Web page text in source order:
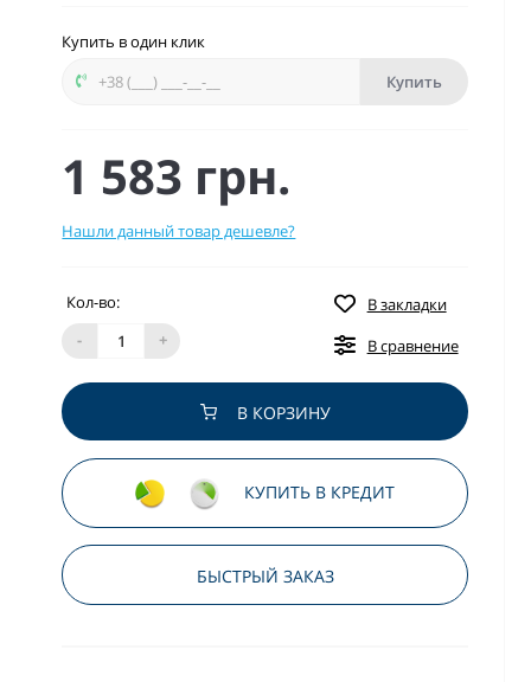
Купить в один клик
Купить
1 583 грн.
Нашли данный товар дешевле?
Кол-во:
-
+
В закладки
В сравнение
В КОРЗИНУ
КУПИТЬ В КРЕДИТ
БЫСТРЫЙ ЗАКАЗ